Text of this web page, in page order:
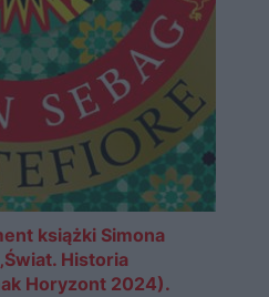
książki Simona
Historia
Horyzont 2024).